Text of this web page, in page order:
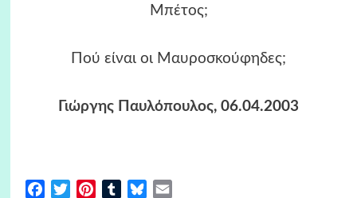
Μπέτος;
Πού είναι οι Μαυροσκούφηδες;
Γιώργης Παυλόπουλος, 06.04.2003
FacebookTwitterPinterestTumblrBluesky